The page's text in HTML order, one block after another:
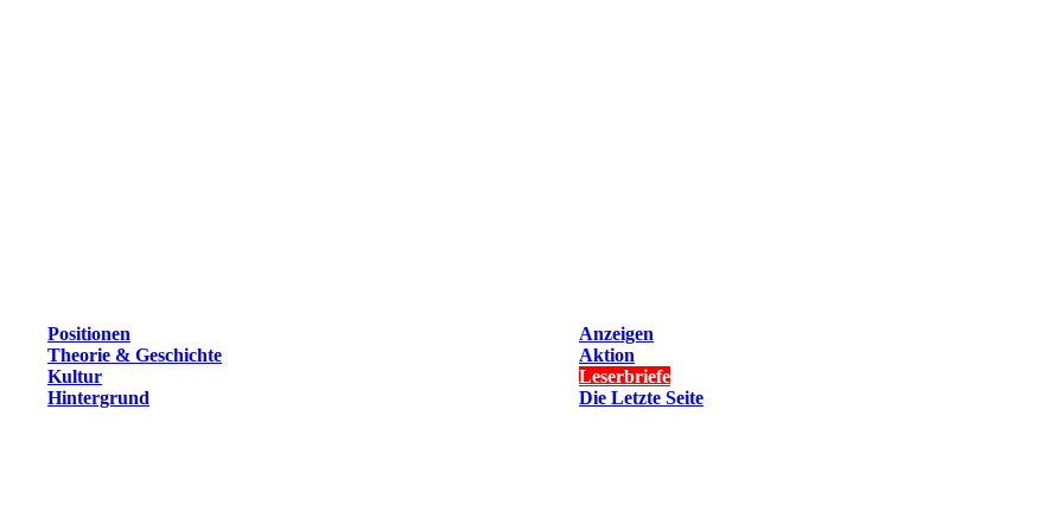
Positionen
Anzeigen
Theorie & Geschichte
Aktion
Kultur
Leserbriefe
Hintergrund Die Letzte Seite